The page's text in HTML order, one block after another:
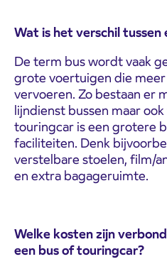
Wat is het verschil tussen
De term bus wordt vaak
grote voertuigen die
vervoeren. Zo bestaan er
lijndienst bussen maar
touringcar is een grotere
faciliteiten. Denk
verstelbare stoelen, film/
en extra bagageruimte.
Welke kosten zijn
een bus of touringcar?